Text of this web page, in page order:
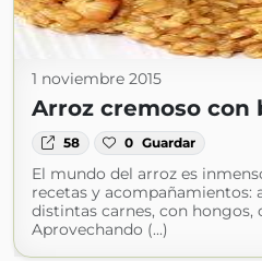
1 noviembre 2015
Arroz cremoso con
58 0 Guardar
El mundo del arroz es
recetas y acompañamientos:
distintas carnes, con hongos,
Aprovechando (...)